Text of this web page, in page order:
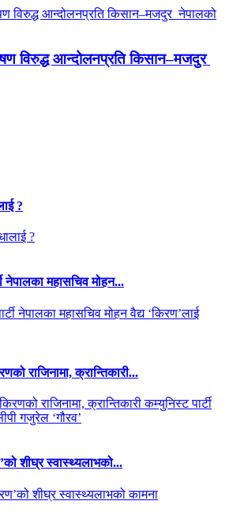
विरुद्ध आन्दोलनप्रति किसान–मजदुर
?
नेपालका महासचिव मोहन...
राजिनामा, क्रान्तिकारी...
शीघ्र स्वास्थ्यलाभको...